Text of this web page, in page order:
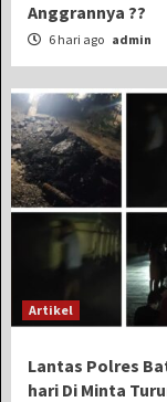
Anggrannya ??
6 hari ago admin
Artikel
Lantas Polres
hari Di Minta